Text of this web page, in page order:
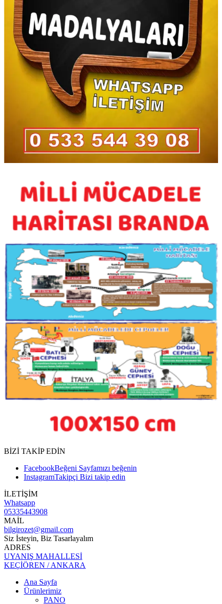
BİZİ TAKİP EDİN
FacebookBeğeni Sayfamızı beğenin
InstagramTakipçi Bizi takip edin
İLETİŞİM
Whatsapp
05335443908
MAİL
bilgirozet@gmail.com
Siz İsteyin, Biz Tasarlayalım
ADRES
UYANIŞ MAHALLESİ
KEÇİÖREN / ANKARA
Ana Sayfa
Ürünlerimiz
PANO